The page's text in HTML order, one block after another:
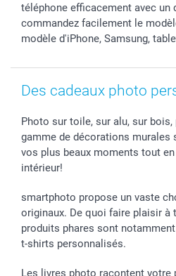
téléphone efficacement avec un
commandez facilement le
modèle d'iPhone, Samsung,
Des cadeaux photo
Photo sur toile, sur alu, sur
gamme de décorations murales
vos plus beaux moments tout
intérieur!
smartphoto propose un vaste
originaux. De quoi faire plaisir à
produits phares sont
t-shirts personnalisés.